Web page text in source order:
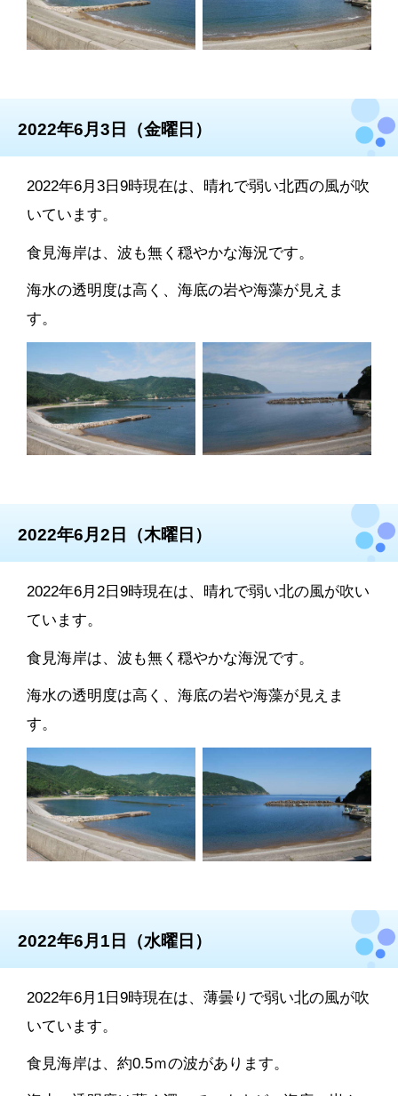
2022年6月3日（金曜日）
2022年6月3日9時現在は、晴れで弱い北西の風が吹
いています。
食見海岸は、波も無く穏やかな海況です。
海水の透明度は高く、海底の岩や海藻が見えま
す。
2022年6月2日（木曜日）
2022年6月2日9時現在は、晴れで弱い北の風が吹い
ています。
食見海岸は、波も無く穏やかな海況です。
海水の透明度は高く、海底の岩や海藻が見えま
す。
2022年6月1日（水曜日）
2022年6月1日9時現在は、薄曇りで弱い北の風が吹
いています。
食見海岸は、約0.5ｍの波があります。